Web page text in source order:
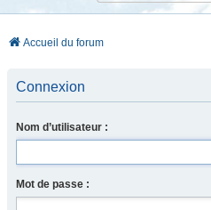
Accueil du forum
Connexion
Nom d’utilisateur :
Mot de passe :